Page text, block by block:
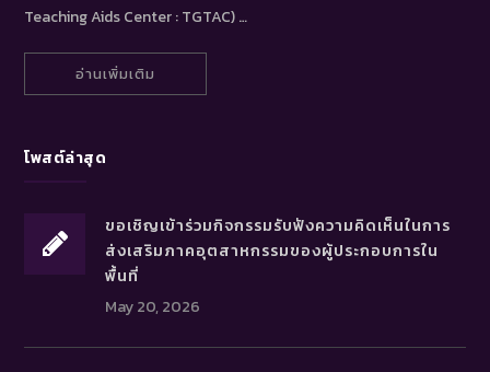
Teaching Aids Center : TGTAC) …
อ่านเพิ่มเติม
โพสต์ล่าสุด
ขอเชิญเข้าร่วมกิจกรรมรับฟังความคิดเห็นในการ
ส่งเสริมภาคอุตสาหกรรมของผู้ประกอบการใน
พื้นที่
May 20, 2026